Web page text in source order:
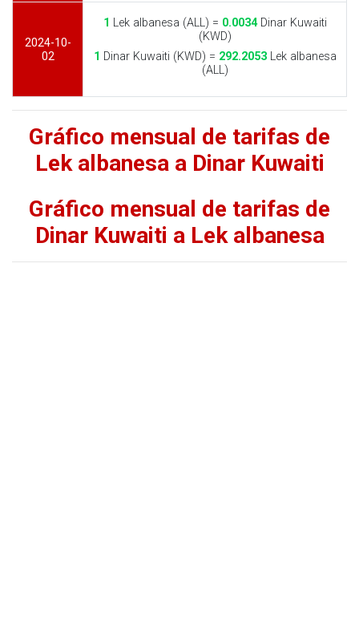
2024-10-
02
1 Lek albanesa (ALL) = 0.0034Dinar Kuwaiti
(KWD)
1 Dinar Kuwaiti (KWD) = 292.2053Lek albanesa
(ALL)
Gráfico mensual de tarifas de
Lek albanesa a Dinar Kuwaiti
Gráfico mensual de tarifas de
Dinar Kuwaiti a Lek albanesa